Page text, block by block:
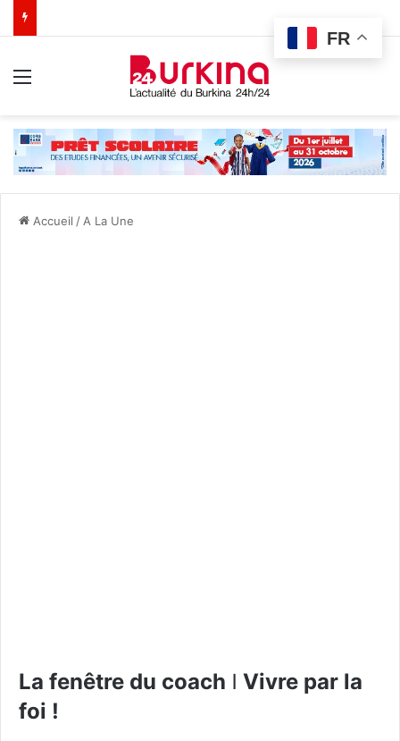
Accueil / A La Une
La fenêtre du coach ǀ Vivre par la
foi !
FR